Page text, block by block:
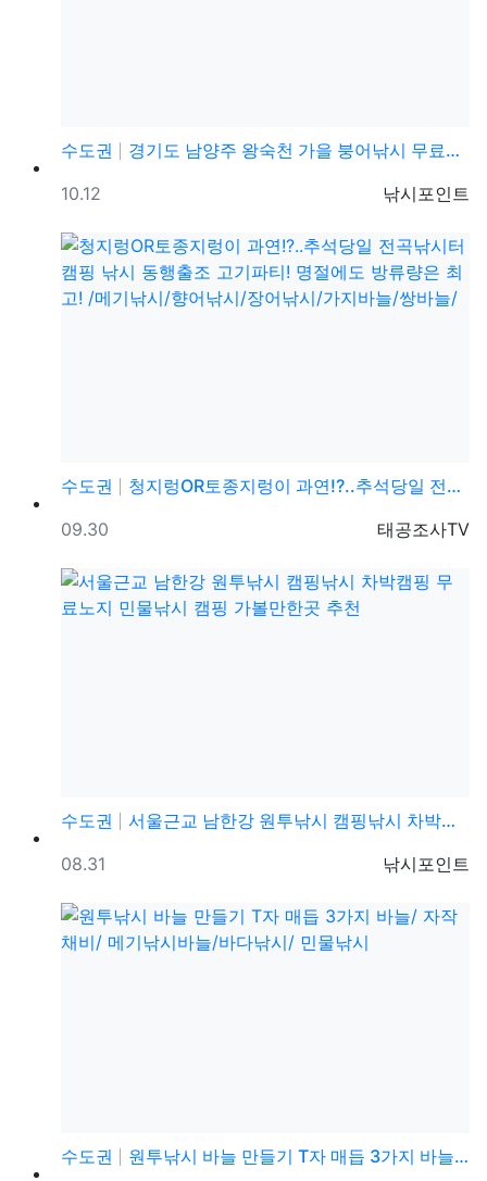
수도권
경기도 남양주 왕숙천 가을 붕어낚시 무료낚시포인트
등록자
낚시포인트
등록일
10.12
수도권
청지렁OR토종지렁이 과연!?..추석당일 전곡낚시터 캠핑…
등록자
태공조사TV
등록일
09.30
수도권
서울근교 남한강 원투낚시 캠핑낚시 차박캠핑 무료노지 민…
등록자
낚시포인트
등록일
08.31
수도권
원투낚시 바늘 만들기 T자 매듭 3가지 바늘/ 자작채비…